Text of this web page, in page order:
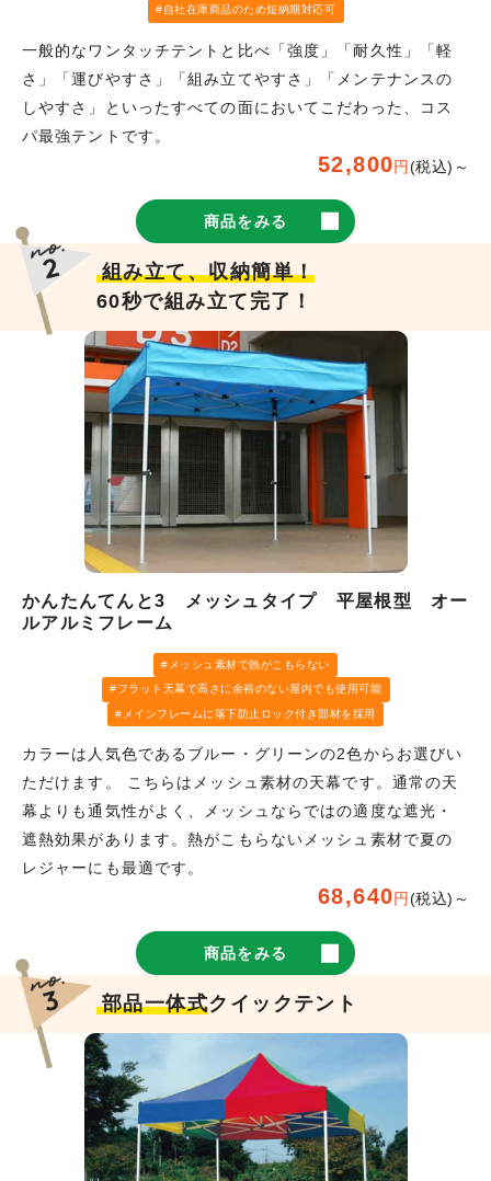
自社在庫商品のため短納期対応可
一般的なワンタッチテントと比べ「強度」「耐久性」「軽
さ」「運びやすさ」「組み立てやすさ」「メンテナンスの
しやすさ」といったすべての面においてこだわった、コス
パ最強テントです。
52,800円(税込)～
商品をみる
組み立て、収納簡単！
60秒で組み立て完了！
かんたんてんと3 メッシュタイプ 平屋根型 オー
ルアルミフレーム
メッシュ素材で熱がこもらない
フラット天幕で高さに余裕のない屋内でも使用可能
メインフレームに落下防止ロック付き部材を採用
カラーは人気色であるブルー・グリーンの2色からお選びい
ただけます。 こちらはメッシュ素材の天幕です。通常の天
幕よりも通気性がよく、メッシュならではの適度な遮光・
遮熱効果があります。熱がこもらないメッシュ素材で夏の
レジャーにも最適です。
68,640円(税込)～
商品をみる
部品一体式クイックテント